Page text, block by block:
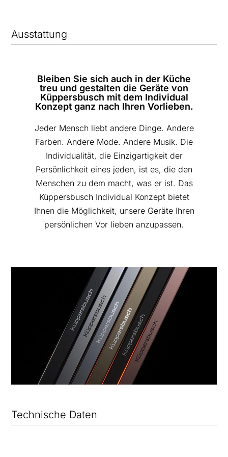
Ausstattung
Bleiben Sie sich auch in der Küche
treu und gestalten die Geräte von
Küppersbusch mit dem Individual
Konzept ganz nach Ihren Vorlieben.
Jeder Mensch liebt andere Dinge. Andere
Farben. Andere Mode. Andere Musik. Die
Individualität, die Einzigartigkeit der
Persönlichkeit eines jeden, ist es, die den
Menschen zu dem macht, was er ist. Das
Küppersbusch Individual Konzept bietet
Ihnen die Möglichkeit, unsere Geräte Ihren
persönlichen Vor lieben anzupassen.
Technische Daten